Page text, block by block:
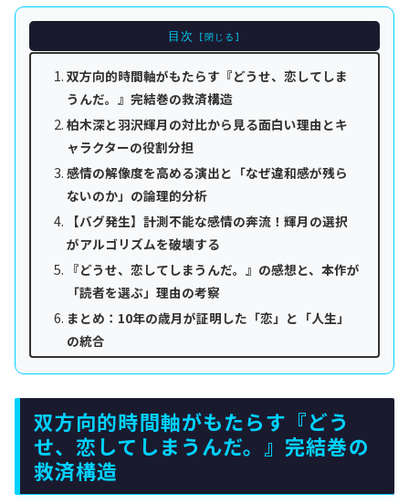
目次
双方向的時間軸がもたらす『どうせ、恋してしま
うんだ。』完結巻の救済構造
柏木深と羽沢輝月の対比から見る面白い理由とキ
ャラクターの役割分担
感情の解像度を高める演出と「なぜ違和感が残ら
ないのか」の論理的分析
【バグ発生】計測不能な感情の奔流！輝月の選択
がアルゴリズムを破壊する
『どうせ、恋してしまうんだ。』の感想と、本作が
「読者を選ぶ」理由の考察
まとめ：10年の歳月が証明した「恋」と「人生」
の統合
双方向的時間軸がもたらす『どう
せ、恋してしまうんだ。』完結巻の
救済構造